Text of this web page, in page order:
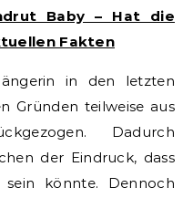
Baby – Hat die
Fakten
in den letzten
Gründen teilweise aus
Dadurch
der Eindruck, dass
sein könnte. Dennoch